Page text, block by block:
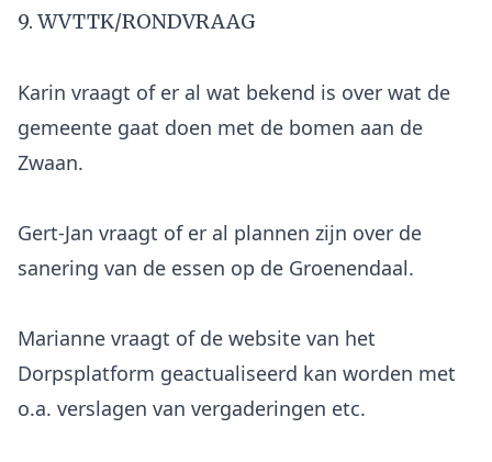
9. WVTTK/RONDVRAAG
Karin vraagt of er al wat bekend is over wat de
gemeente gaat doen met de bomen aan de
Zwaan.
Gert-Jan vraagt of er al plannen zijn over de
sanering van de essen op de Groenendaal.
Marianne vraagt of de website van het
Dorpsplatform geactualiseerd kan worden met
o.a. verslagen van vergaderingen etc.